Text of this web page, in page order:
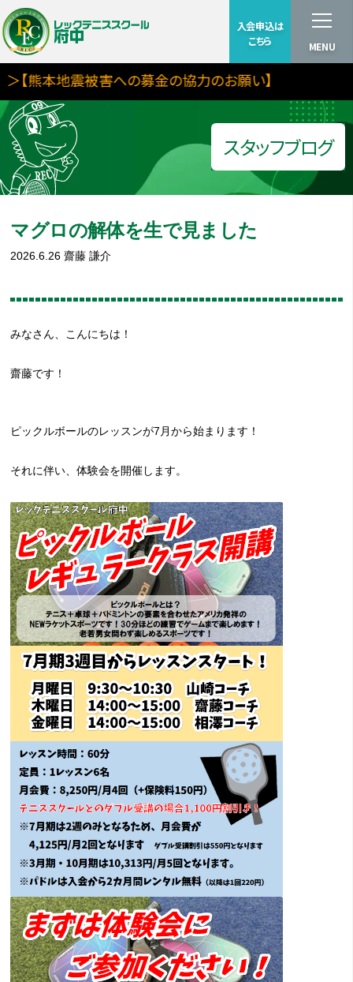
入会申込は
こちら
MENU
熊本地震被害への募金の協力のお願い】
スタッフブログ
マグロの解体を生で見ました
2026.6.26 齋藤 謙介
みなさん、こんにちは！
齋藤です！
ピックルボールのレッスンが7月から始まります！
それに伴い、体験会を開催します。